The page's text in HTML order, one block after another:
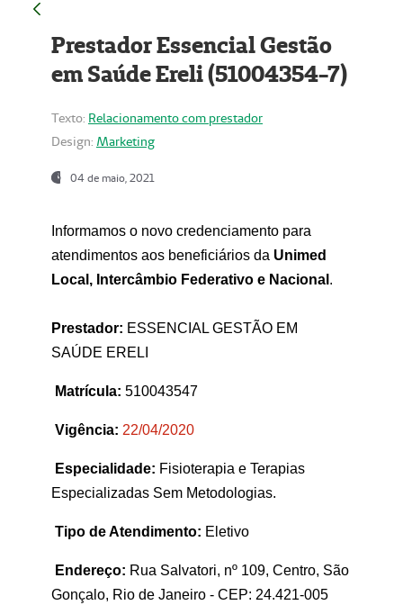
Prestador Essencial Gestão
em Saúde Ereli (51004354-7)
Texto: Relacionamento com prestador
Design: Marketing
04 de maio, 2021
Informamos o novo credenciamento para
atendimentos aos beneficiários da Unimed
Local, Intercâmbio Federativo e Nacional .
Prestador: ESSENCIAL GESTÃO EM
SAÚDE ERELI
Matrícula: 510043547
Vigência: 22/04/2020
Especialidade: Fisioterapia e Terapias
Especializadas Sem Metodologias.
Tipo de Atendimento: Eletivo
Endereço: Rua Salvatori, nº 109, Centro, São
Gonçalo, Rio de Janeiro - CEP: 24.421-005